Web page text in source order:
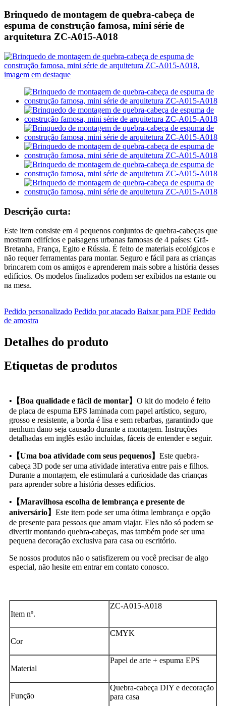
Brinquedo de montagem de quebra-cabeça de
espuma de construção famosa, mini série de
arquitetura ZC-A015-A018
Descrição curta:
Este item consiste em 4 pequenos conjuntos de quebra-cabeças que
mostram edifícios e paisagens urbanas famosas de 4 países: Grã-
Bretanha, França, Egito e Rússia. É feito de materiais ecológicos e
não requer ferramentas para montar. Seguro e fácil para as crianças
brincarem com os amigos e aprenderem mais sobre a história desses
edifícios. Os modelos finalizados podem ser exibidos na estante ou
na mesa.
Pedido personalizado Pedido por atacado Baixar para PDF Pedido
de amostra
Detalhes do produto
Etiquetas de produtos
•【Boa qualidade e fácil de montar】 O kit do modelo é feito
de placa de espuma EPS laminada com papel artístico, seguro,
grosso e resistente, a borda é lisa e sem rebarbas, garantindo que
nenhum dano seja causado durante a montagem. Instruções
detalhadas em inglês estão incluídas, fáceis de entender e seguir.
•【Uma boa atividade com seus pequenos】 Este quebra-
cabeça 3D pode ser uma atividade interativa entre pais e filhos.
Durante a montagem, ele estimulará a curiosidade das crianças
para aprender sobre a história desses edifícios.
•【Maravilhosa escolha de lembrança e presente de
aniversário】 Este item pode ser uma ótima lembrança e opção
de presente para pessoas que amam viajar. Eles não só podem se
divertir montando quebra-cabeças, mas também pode ser uma
pequena decoração exclusiva para casa ou escritório.
Se nossos produtos não o satisfizerem ou você precisar de algo
especial, não hesite em entrar em contato conosco.
Item nº.
ZC-A015-A018
Cor
CMYK
Material
Papel de arte + espuma EPS
Função
Quebra-cabeça DIY e decoração
para casa